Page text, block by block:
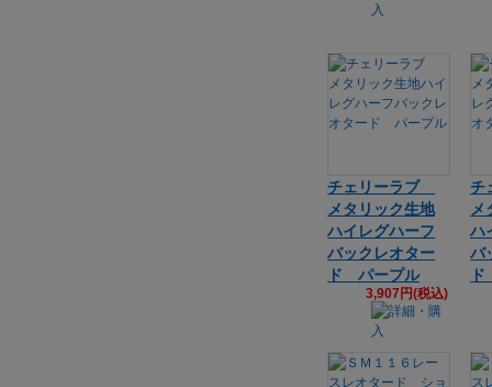
チェリーラブ
メタリック生地
ハイレグハーフ
バックレオター
ド パープル
3,907円(税込)
チ
メ
ハ
バ